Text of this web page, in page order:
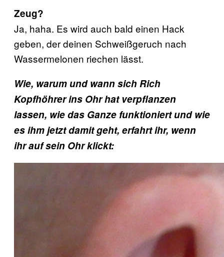
Zeug?
Ja, haha. Es wird auch bald einen Hack
geben, der deinen Schweißgeruch nach
Wassermelonen riechen lässt.
Wie, warum und wann sich Rich
Kopfhöhrer ins Ohr hat verpflanzen
lassen, wie das Ganze funktioniert und wie
es ihm jetzt damit geht, erfahrt ihr, wenn
ihr auf sein Ohr klickt: